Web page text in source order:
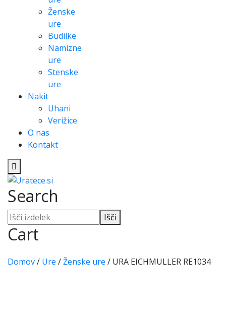
Ženske
ure
Budilke
Namizne
ure
Stenske
ure
Nakit
Uhani
Verižice
O nas
Kontakt
Search
Išči
Cart
Domov/ Ure /Ženske ure / URA EICHMULLER RE1034